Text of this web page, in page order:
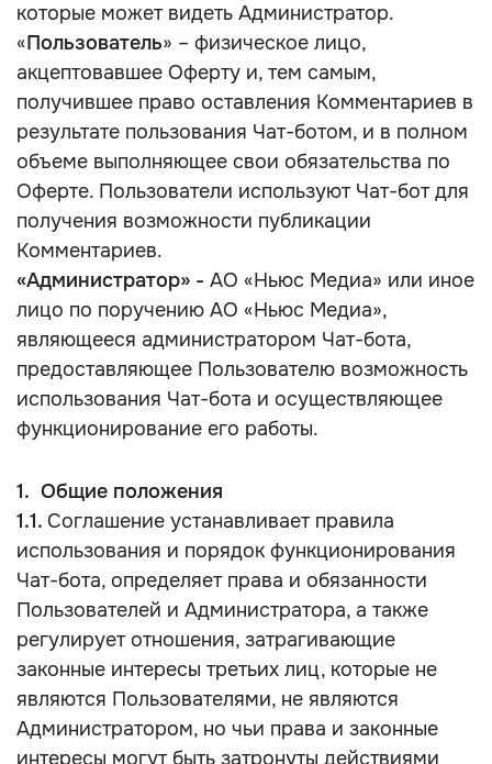
которые может видеть Администратор.
«Пользователь» – физическое лицо,
акцептовавшее Оферту и, тем самым,
получившее право оставления Комментариев в
результате пользования Чат-ботом, и в полном
объеме выполняющее свои обязательства по
Оферте. Пользователи используют Чат-бот для
получения возможности публикации
Комментариев.
«Администратор» - АО «Ньюс Медиа» или иное
лицо по поручению АО «Ньюс Медиа»,
являющееся администратором Чат-бота,
предоставляющее Пользователю возможность
использования Чат-бота и осуществляющее
функционирование его работы.
1. Общие положения
1.1. Соглашение устанавливает правила
использования и порядок функционирования
Чат-бота, определяет права и обязанности
Пользователей и Администратора, а также
регулирует отношения, затрагивающие
законные интересы третьих лиц, которые не
являются Пользователями, не являются
Администратором, но чьи права и законные
интересы могут быть затронуты действиями